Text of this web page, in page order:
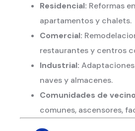
Residencial: Reformas
apartamentos y chalets.
Comercial:
restaurantes y centros
Industrial:
naves y almacenes.
Comunidades de
comunes, ascensores,